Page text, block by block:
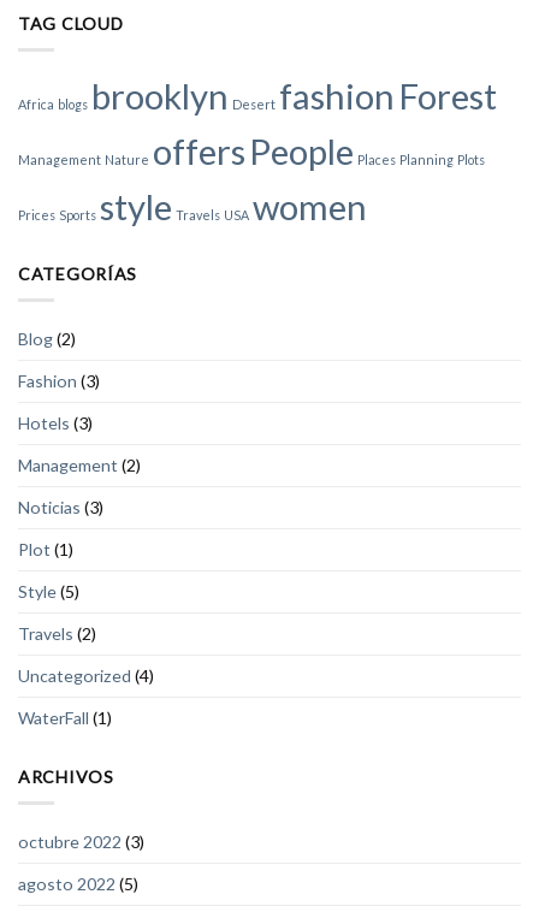
TAG CLOUD
Africa blogs brooklyn Desert fashion Forest
Management Nature offers People Places Planning Plots
Prices Sports style Travels USA women
CATEGORÍAS
Blog(2)
Fashion (3)
Hotels (3)
Management (2)
Noticias (3)
Plot (1)
Style(5)
Travels (2)
Uncategorized (4)
WaterFall (1)
ARCHIVOS
octubre 2022 (3)
agosto 2022 (5)